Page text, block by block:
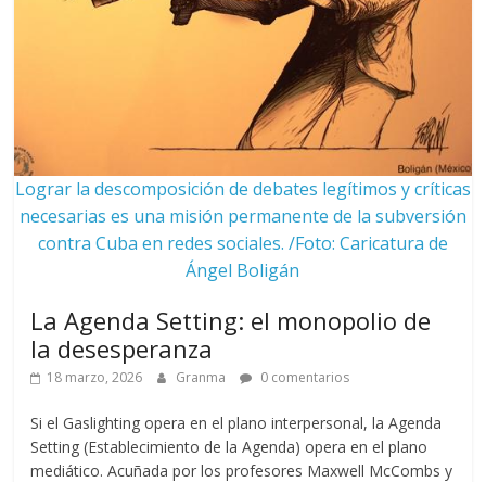
Lograr la descomposición de debates legítimos y críticas
necesarias es una misión permanente de la subversión
contra Cuba en redes sociales. /Foto: Caricatura de
Ángel Boligán
La Agenda Setting: el monopolio de
la desesperanza
18 marzo, 2026 Granma 0 comentarios
Si el Gaslighting opera en el plano interpersonal, la Agenda
Setting (Establecimiento de la Agenda) opera en el plano
mediático. Acuñada por los profesores Maxwell McCombs y